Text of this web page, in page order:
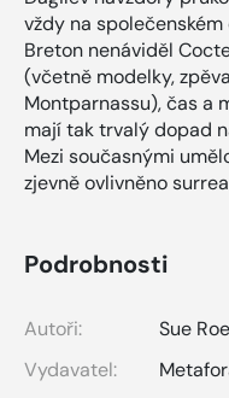
vždy na
Breton nenáviděl
(včetně modelky,
Montparnassu), čas a
mají tak trvalý dopad
Mezi současnými
zjevně ovlivněno
Podrobnosti
Autoři:
Sue Roe
Vydavatel: